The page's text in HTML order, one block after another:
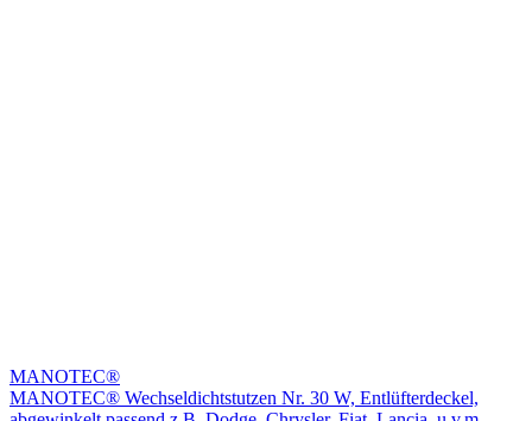
MANOTEC®
MANOTEC® Wechseldichtstutzen Nr. 30 W, Entlüfterdeckel,